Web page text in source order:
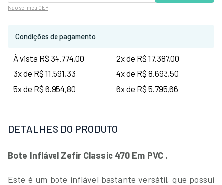
Não sei meu CEP
Condições de pagamento
À vista R$ 34.774,00
2x de R$ 17.387,00
3x de R$ 11.591,33
4x de R$ 8.693,50
5x de R$ 6.954,80
6x de R$ 5.795,66
DETALHES DO PRODUTO
Bote Inflável Zefir Classic 470 Em PVC .
Este é um bote inflável bastante versátil, que possui